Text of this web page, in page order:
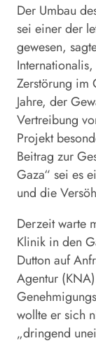
Der Umbau
sei einer der
gewesen,
Zerstörung im
Jahre, der
Vertreibung
Projekt
Beitrag zur
Gaza“ sei es
und die
Derzeit warte
Klinik in den
Dutton auf
Agentur
wollte er sich
„dringend